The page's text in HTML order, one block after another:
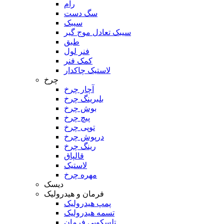
رام
سگ دست
سیبک
سیبک تعادل موج گیر
طبق
فنر لول
کمک فنر
لاستیک چاکدار
چرخ
آچار چرخ
بلبرینگ چرخ
بوش چرخ
پیچ چرخ
توپی چرخ
درپوش چرخ
رینگ چرخ
قالپاق
لاستیک
مهره چرخ
دیسک
فرمان و هیدرولیک
پمپ هیدرولیک
تسمه هیدرولیک
تلسکوپی فرمان